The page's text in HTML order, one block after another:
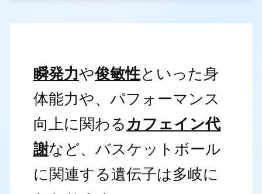
瞬発力や俊敏性といった身
体能力や、パフォーマンス
向上に関わる カフェイン代
謝など、バスケットボール
に関連する遺伝子は多岐に